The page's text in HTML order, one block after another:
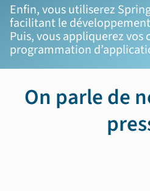
Enfin, vous utiliserez
facilitant le
Puis, vous appliquerez vos
programmation
On parle de